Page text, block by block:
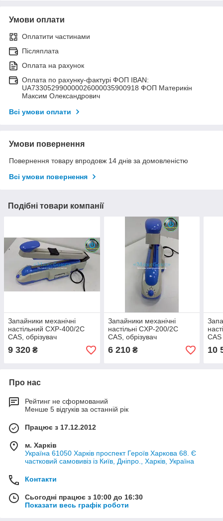
Умови оплати
Оплатити частинами
Післяплата
Оплата на рахунок
Оплата по рахунку-фактурі ФОП IBAN:
UA733052990000026000035900918 ФОП Материкін
Максим Олександрович
Всі умови оплати
Умови повернення
Повернення товару впродовж 14 днів за домовленістю
Всі умови повернення
Подібні товари компанії
Запайники механічні
настільний CXP-400/2C
CAS, обрізувач
9 320 ₴
Запайники механічні
настільні CXP-200/2C
CAS, обрізувач
6 210₴
CAS
10
Про нас
Рейтинг не сформований
Менше 5 відгуків за останній рік
Працює з 17.12.2012
м. Харків
Україна 61050 Харків проспект Героїв Харкова 68. Є
частковий самовивіз із Київ, Дніпро., Харків, Україна
Контакти
Сьогодні працює з 10:00 до 16:30
Показати весь графік роботи